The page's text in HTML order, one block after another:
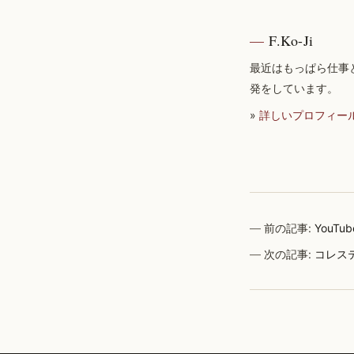
F.Ko-Ji
最近はもっぱら仕事
発をしています。
» 詳しいプロフィー
前の記事:
次の記事: コレス